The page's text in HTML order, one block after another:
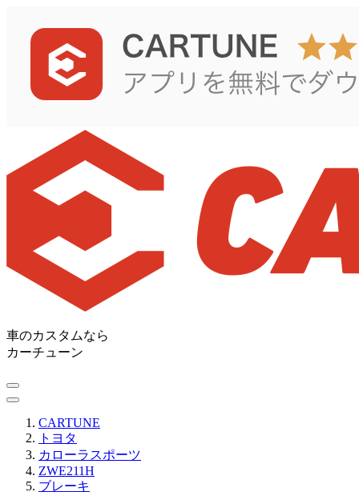
車のカスタムなら
カーチューン
CARTUNE
トヨタ
カローラスポーツ
ZWE211H
ブレーキ